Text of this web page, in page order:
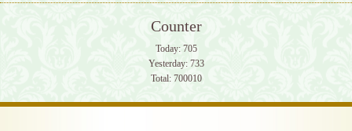
Counter
Today: 705
Yesterday: 733
Total: 700010